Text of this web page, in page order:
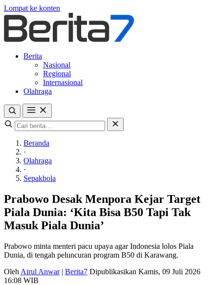
Lompat ke konten
Berita
Nasional
Regional
Internasional
Olahraga
Beranda
·
Olahraga
·
Sepakbola
Prabowo Desak Menpora Kejar Target
Piala Dunia: ‘Kita Bisa B50 Tapi Tak
Masuk Piala Dunia’
Prabowo minta menteri pacu upaya agar Indonesia lolos Piala
Dunia, di tengah peluncuran program B50 di Karawang.
Oleh Airul Anwar | Berita7 Dipublikasikan Kamis, 09 Juli 2026
16:08 WIB